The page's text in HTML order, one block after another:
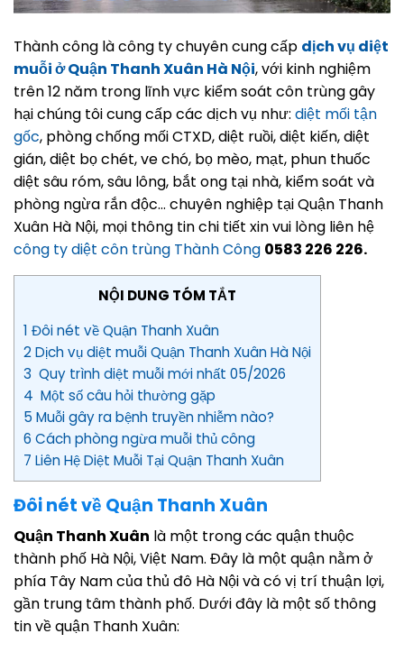
Thành công là công ty chuyên cung cấp dịch vụ diệt
muỗi ở Quận Thanh Xuân Hà Nội, với kinh nghiệm
trên 12 năm trong lĩnh vực kiểm soát côn trùng gây
hại chúng tôi cung cấp các dịch vụ như: diệt mối tận
gốc, phòng chống mối CTXD, diệt ruồi, diệt kiến, diệt
gián, diệt bọ chét, ve chó, bọ mèo, mạt, phun thuốc
diệt sâu róm, sâu lông, bắt ong tại nhà, kiểm soát và
phòng ngừa rắn độc… chuyên nghiệp tại Quận Thanh
Xuân Hà Nội, mọi thông tin chi tiết xin vui lòng liên hệ
công ty diệt côn trùng Thành Công 0583 226 226.
NỘI DUNG TÓM TẮT
1 Đôi nét về Quận Thanh Xuân
2 Dịch vụ diệt muỗi Quận Thanh Xuân Hà Nội
3 Quy trình diệt muỗi mới nhất 05/2026
4 Một số câu hỏi thường gặp
5 Muỗi gây ra bệnh truyền nhiễm nào?
6 Cách phòng ngừa muỗi thủ công
7 Liên Hệ Diệt Muỗi Tại Quận Thanh Xuân
Đôi nét về Quận Thanh Xuân
Quận Thanh Xuân là một trong các quận thuộc
thành phố Hà Nội, Việt Nam. Đây là một quận nằm ở
phía Tây Nam của thủ đô Hà Nội và có vị trí thuận lợi,
gần trung tâm thành phố. Dưới đây là một số thông
tin về quận Thanh Xuân: